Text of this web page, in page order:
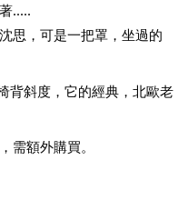
.....
思，可是一把罩，坐過的
背斜度，它的經典，北歐老
需額外購買。